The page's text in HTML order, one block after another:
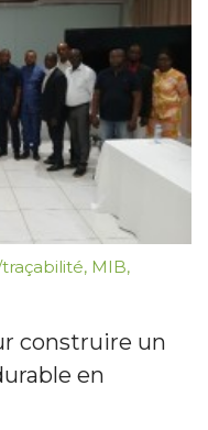
, MIB,
construire un
en